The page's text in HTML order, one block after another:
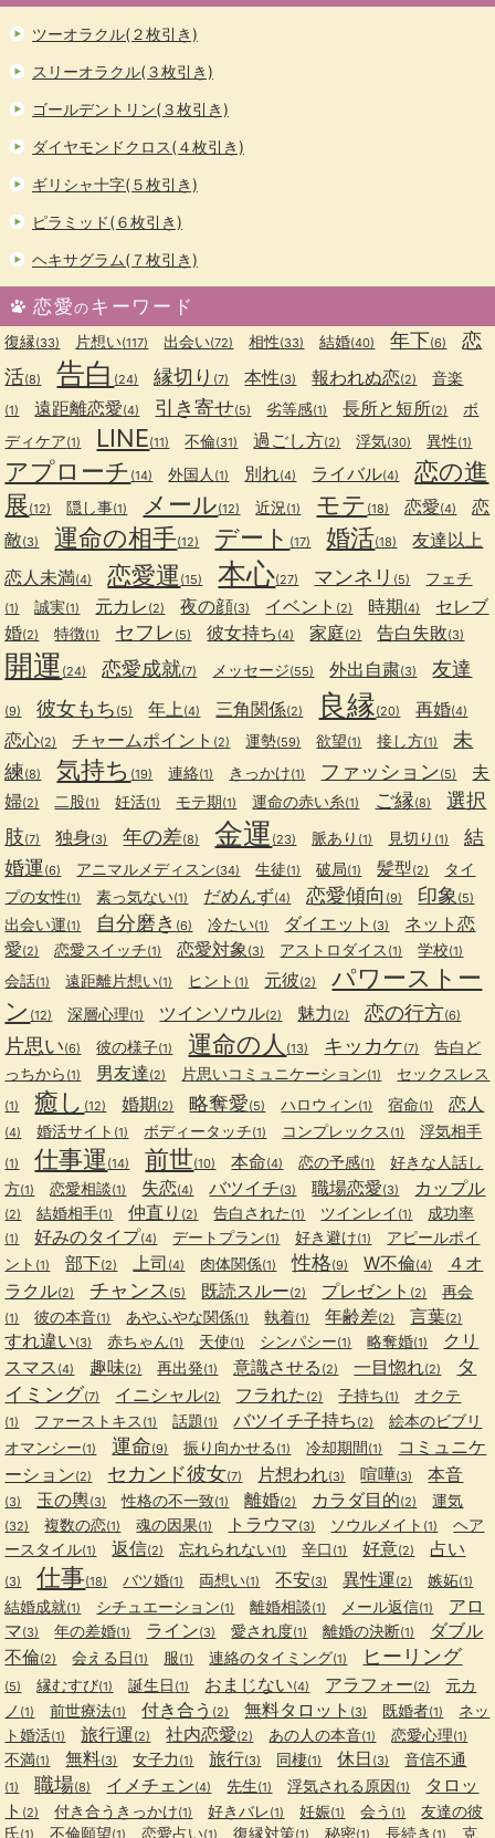
ツーオラクル(２枚引き)
スリーオラクル(３枚引き)
ゴールデントリン(３枚引き)
ダイヤモンドクロス(４枚引き)
ギリシャ十字(５枚引き)
ピラミッド(６枚引き)
ヘキサグラム(７枚引き)
恋愛のキーワード
復縁(33) 片想い(117) 出会い(72) 相性(33) 結婚(40) 年下(6)
恋
活(8) 告白 (24) 縁切り (7) 本性(3) 報われぬ恋(2) 音楽
(1) 遠距離恋愛(4) 引き寄せ(5) 劣等感(1) 長所と短所(2)
ボ
ディケア(1) LINE(11) 不倫(31) 過ごし方(2) 浮気(30) 異性(1)
アプローチ (14) 外国人 (1) 別れ(4) ライバル(4)
恋の進
展(12) 隠し事(1) メール(12) 近況 (1) モテ (18) 恋愛(4)
恋
敵(3) 運命の相手(12) デート (17) 婚活(18)
友達以上
恋人未満(4) 恋愛運 (15) 本心(27) マンネリ (5) フェチ
(1) 誠実(1) 元カレ (2) 夜の顔(3) イベント (2) 時期(4)
セレブ
婚(2) 特徴(1) セフレ (5) 彼女持ち (4) 家庭(2) 告白失敗(3)
開運 (24) 恋愛成就(7) メッセージ(55) 外出自粛(3) 友達
(9) 彼女もち (5) 年上(4) 三角関係(2) 良縁(20) 再婚(4)
恋心(2) チャームポイント (2) 運勢(59) 欲望(1) 接し方(1)
未
練(8) 気持ち (19) 連絡(1) きっかけ(1) ファッション(5)
夫
婦(2) 二股(1) 妊活(1) モテ期(1) 運命の赤い糸(1) ご縁(8)
選択
肢(7) 独身(3) 年の差(8) 金運 (23) 脈あり (1) 見切り (1)
結
婚運(6) アニマルメディスン(34) 生徒(1) 破局(1) 髪型(2)
タイ
プの女性(1) 素っ気ない(1) だめんず(4) 恋愛傾向 (9) 印象 (5)
出会い運(1) 自分磨き (6) 冷たい(1) ダイエット (3)
ネット恋
愛(2) 恋愛スイッチ(1) 恋愛対象(3) アストロダイス (1) 学校(1)
会話(1) 遠距離片想い(1) ヒント (1) 元彼(2)
パワーストー
ン (12) 深層心理(1) ツインソウル(2) 魅力 (2) 恋の行方(6)
片思い(6) 彼の様子(1) 運命の人 (13) キッカケ(7)
告白ど
っちから (1) 男友達(2) 片思いコミュニケーション(1) セックスレス
(1) 癒し (12) 婚期(2) 略奪愛(5) ハロウィン(1) 宿命(1) 恋人
(4) 婚活サイト (1) ボディータッチ(1) コンプレックス (1) 浮気相手
(1) 仕事運 (14) 前世(10) 本命(4) 恋の予感(1)
好きな人話し
方(1) 恋愛相談(1) 失恋(4) バツイチ(3) 職場恋愛(3) カップル
(2) 結婚相手(1) 仲直り (2) 告白された (1) ツインレイ (1) 成功率
(1) 好みのタイプ(4) デートプラン(1) 好き避け(1)
アピールポイ
ント (1) 部下(2) 上司 (4) 肉体関係(1) 性格(9) W不倫(4)
４オ
ラクル(2) チャンス (5) 既読スルー(2) プレゼント (2) 再会
(1) 彼の本音(1) あやふやな関係(1) 執着(1) 年齢差(2) 言葉(2)
すれ違い(3) 赤ちゃん(1) 天使(1) シンパシー(1) 略奪婚(1)
クリ
スマス (4) 趣味(2) 再出発(1) 意識させる (2) 一目惚れ(2)
タ
イミング(7) イニシャル(2) フラれた (2) 子持ち(1) オクテ
(1) ファーストキス (1) 話題(1) バツイチ子持ち (2)
絵本のビブリ
オマンシー(1) 運命(9) 振り向かせる (1) 冷却期間(1)
コミュニケ
ーション(2) セカンド彼女(7) 片想われ(3) 喧嘩(3) 本音
(3) 玉の輿(3) 性格の不一致(1) 離婚(2) カラダ目的(2) 運気
(32) 複数の恋(1) 魂の因果(1) トラウマ(3) ソウルメイト (1)
ヘア
ースタイル(1) 返信(2) 忘れられない(1) 辛口 (1) 好意(2) 占い
(3) 仕事(18) バツ婚(1) 両想い(1) 不安(3) 異性運(2) 嫉妬(1)
結婚成就(1) シチュエーション(1) 離婚相談(1) メール返信(1)
アロ
マ(3) 年の差婚(1) ライン(3) 愛され度(1) 離婚の決断(1)
ダブル
不倫(2) 会える日 (1) 服(1) 連絡のタイミング(1) ヒーリング
(5) 縁むすび(1) 誕生日 (1) おまじない(4) アラフォー(2)
元カ
ノ (1) 前世療法(1) 付き合う (2) 無料タロット (3) 既婚者(1)
ネッ
ト婚活(1) 旅行運(2) 社内恋愛(2) あの人の本音(1) 恋愛心理(1)
不満(1) 無料(3) 女子力 (1) 旅行(3) 同棲(1) 休日 (3) 音信不通
(1) 職場(8) イメチェン(4) 先生(1) 浮気される原因(1)
タロッ
ト (2) 付き合うきっかけ(1) 好きバレ(1) 妊娠(1) 会う (1)
友達の彼
氏(1) 不倫願望(1) 恋愛占い(1) 復縁対策(1) 秘密(1) 長続き (1) 克